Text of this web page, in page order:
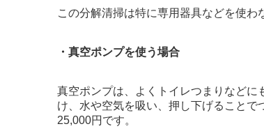
この分解清掃は特に専用器具などを使わ
・真空ポンプを使う場合
真空ポンプは、よくトイレつまりなど
け、水や空気を吸い、押し下げること
25,000円です。